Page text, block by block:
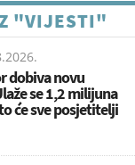
"VIJESTI"
dobiva novu
se 1,2 milijuna
će sve posjetitelji